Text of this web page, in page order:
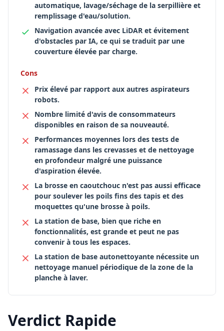
automatique, lavage/séchage de la serpillière et
remplissage d'eau/solution.
Navigation avancée avec LiDAR et évitement
d'obstacles par IA, ce qui se traduit par une
couverture élevée par charge.
Cons
Prix élevé par rapport aux autres aspirateurs
robots.
Nombre limité d'avis de consommateurs
disponibles en raison de sa nouveauté.
Performances moyennes lors des tests de
ramassage dans les crevasses et de nettoyage
en profondeur malgré une puissance
d'aspiration élevée.
La brosse en caoutchouc n'est pas aussi efficace
pour soulever les poils fins des tapis et des
moquettes qu'une brosse à poils.
La station de base, bien que riche en
fonctionnalités, est grande et peut ne pas
convenir à tous les espaces.
La station de base autonettoyante nécessite un
nettoyage manuel périodique de la zone de la
planche à laver.
Verdict Rapide